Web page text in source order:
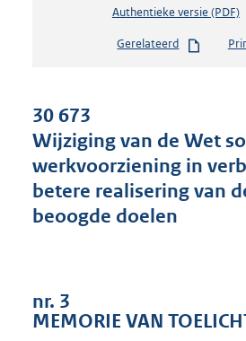
Authentieke versie (PDF)b
s
s
g
r
o
9
1
Gerelateerd
30 673
Wijziging van de Wet
werkvoorziening in
betere realisering van
beoogde doelen
nr. 3
MEMORIE VAN